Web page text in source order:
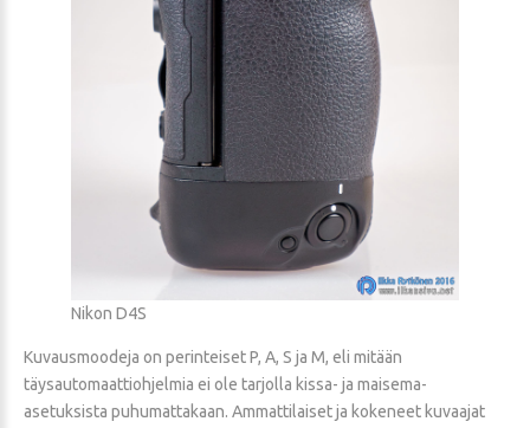
Nikon D4S
Kuvausmoodeja on perinteiset P, A, S ja M, eli mitään
täysautomaattiohjelmia ei ole tarjolla kissa- ja maisema-
asetuksista puhumattakaan. Ammattilaiset ja kokeneet kuvaajat